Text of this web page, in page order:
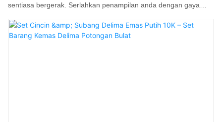
sentiasa bergerak. Serlahkan penampilan anda dengan gaya
anggun mengikut trend atau barang kemas mutiara klasik untuk
kegunaan harian. Cuba rantai mutiara yang halus sebagai pilihan
anda untuk penampilan romantis dan menawan dengan